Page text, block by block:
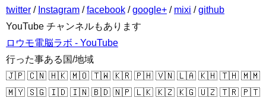
twitter / Instagram /facebook /google+ / mixi /github
YouTube チャンネルもあります
ロウモ電脳ラボ - YouTube
行った事ある国/地域
🇯🇵 🇨🇳 🇭🇰 🇲🇴 🇹🇼 🇰🇷 🇵🇭 🇻🇳 🇱🇦 🇰🇭 🇹🇭 🇲🇲
🇲🇾 🇸🇬 🇮🇩 🇮🇳 🇧🇩 🇳🇵 🇱🇰 🇰🇿 🇰🇬 🇺🇿 🇹🇷 🇵🇹